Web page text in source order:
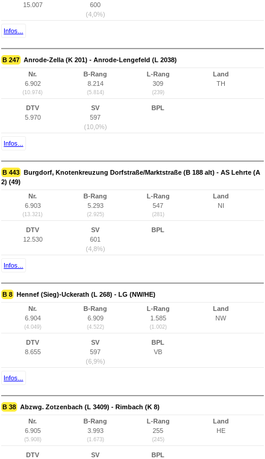
15.007
600
(4,0%)
Infos...
B 247 Anrode-Zella (K 201) - Anrode-Lengefeld (L 2038)
Nr.
6.902
(10.974)
B-Rang
8.214
(5.814)
L-Rang
309
(239)
Land
TH
DTV
5.970
SV
597
(10,0%)
BPL
Infos...
B 443 Burgdorf, Knotenkreuzung Dorfstraße/Marktstraße (B 188 alt) - AS Lehrte (A
2) (49)
Nr.
6.903
(13.321)
B-Rang
5.293
(2.925)
L-Rang
547
(281)
Land
NI
DTV
12.530
SV
601
(4,8%)
BPL
Infos...
B 8 Hennef (Sieg)-Uckerath (L 268) - LG (NW/HE)
Nr.
6.904
(4.049)
B-Rang
6.909
(4.522)
L-Rang
1.585
(1.002)
Land
NW
DTV
8.655
SV
597
(6,9%)
BPL
VB
Infos...
B 38 Abzwg. Zotzenbach (L 3409) - Rimbach (K 8)
Nr.
6.905
(5.908)
B-Rang
3.993
(1.673)
L-Rang
255
(245)
Land
HE
DTV
SV
BPL